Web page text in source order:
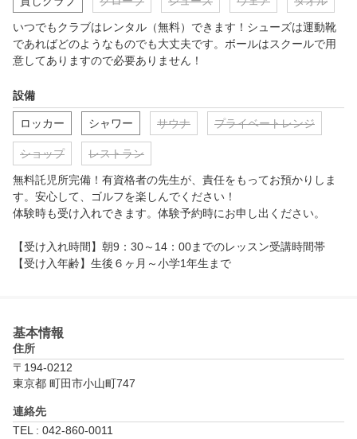
いつでもクラブはレンタル（無料）できます！シューズは運動靴
であればどのようなものでも大丈夫です。ボールはスクールで用
意してありますので必要ありません！
設備
ロッカー シャワー サウナ プライベートレンジ
ショップ レストラン
無料託児所完備！有資格者の先生が、責任をもってお預かりしま
す。安心して、ゴルフを楽しんでください！
体験時も受け入れできます。体験予約時にお申し出ください。
【受け入れ時間】朝9：30～14：00までのレッスン受講時間帯
【受け入年齢】生後６ヶ月～小学1年生まで
基本情報
住所
〒194-0212
東京都 町田市小山町747
連絡先
TEL : 042-860-0011